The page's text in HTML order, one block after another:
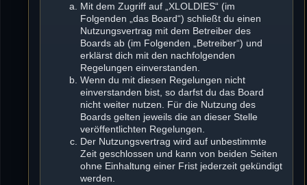
Mit dem Zugriff auf „XLOLDIES“ (im
Folgenden „das Board“) schließt du einen
Nutzungsvertrag mit dem Betreiber des
Boards ab (im Folgenden „Betreiber“) und
erklärst dich mit den nachfolgenden
Regelungen einverstanden.
Wenn du mit diesen Regelungen nicht
einverstanden bist, so darfst du das Board
nicht weiter nutzen. Für die Nutzung des
Boards gelten jeweils die an dieser Stelle
veröffentlichten Regelungen.
Der Nutzungsvertrag wird auf unbestimmte
Zeit geschlossen und kann von beiden Seiten
ohne Einhaltung einer Frist jederzeit gekündigt
werden.